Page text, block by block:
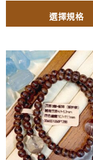
選擇規格